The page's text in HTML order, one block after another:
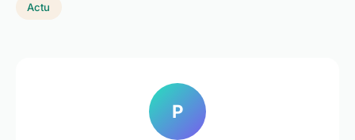
Actu
P